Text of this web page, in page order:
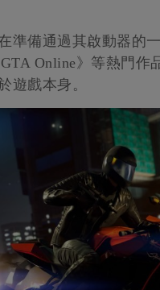
準備通過其啟動器的
Online》等熱門作
遊戲本身。